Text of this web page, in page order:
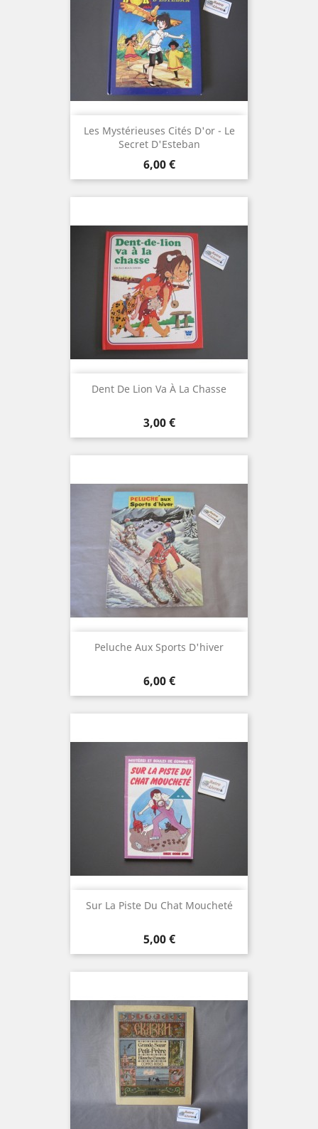
Les Mystérieuses Cités D'or - Le
Secret D'Esteban
Prix
6,00 €
Dent De Lion Va À La Chasse
Prix
3,00 €
Peluche Aux Sports D'hiver
Prix
6,00 €
Sur La Piste Du Chat Moucheté
Prix
5,00 €